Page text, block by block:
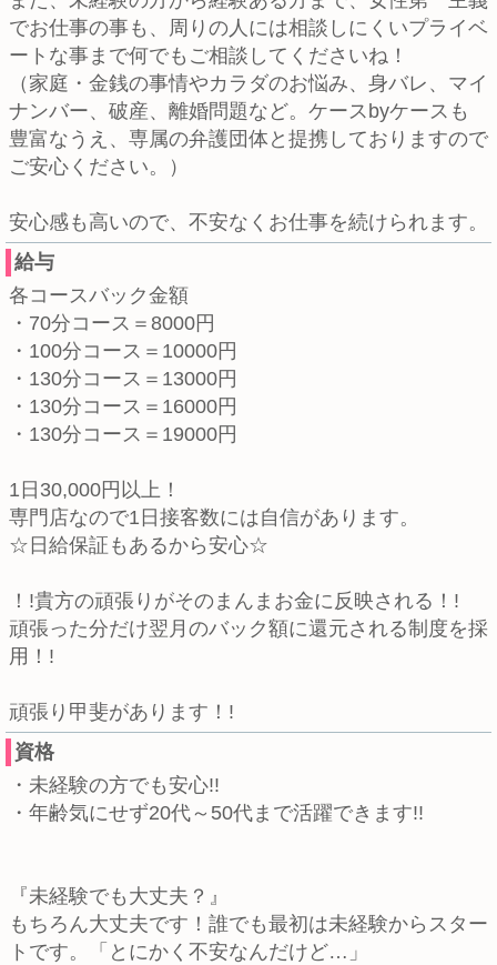
でお仕事の事も、周りの人には相談しにくいプライベ
ートな事まで何でもご相談してくださいね！
（家庭・金銭の事情やカラダのお悩み、身バレ、マイ
ナンバー、破産、離婚問題など。ケースbyケースも
豊富なうえ、専属の弁護団体と提携しておりますので
ご安心ください。）
安心感も高いので、不安なくお仕事を続けられます。
給与
各コースバック金額
・70分コース＝8000円
・100分コース＝10000円
・130分コース＝13000円
・130分コース＝16000円
・130分コース＝19000円
1日30,000円以上！
専門店なので1日接客数には自信があります。
☆日給保証もあるから安心☆
！!貴方の頑張りがそのまんまお金に反映される！!
頑張った分だけ翌月のバック額に還元される制度を採
用！!
頑張り甲斐があります！!
資格
・未経験の方でも安心!!
・年齢気にせず20代～50代まで活躍できます!!
『未経験でも大丈夫？』
もちろん大丈夫です！誰でも最初は未経験からスター
トです。「とにかく不安なんだけど…」